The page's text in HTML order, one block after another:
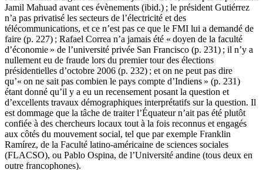
Jamil Mahuad avant ces évènements (ibid.) ; le président Gutiérrez
n’a pas privatisé les secteurs de l’électricité et des
télécommunications, et ce n’est pas ce que le FMI lui a demandé de
faire (p. 227) ; Rafael Correa n’a jamais été « doyen de la faculté
d’économie » de l’université privée San Francisco (p. 231) ; il n’y a
nullement eu de fraude lors du premier tour des élections
présidentielles d’octobre 2006 (p. 232) ; et on ne peut pas dire
qu’« on ne sait pas combien le pays compte d’Indiens » (p. 231)
étant donné qu’il y a eu un recensement posant la question et
d’excellents travaux démographiques interprétatifs sur la question. Il
est dommage que la tâche de traiter l’Équateur n’ait pas été plutôt
confiée à des chercheurs locaux tout à la fois reconnus et engagés
aux côtés du mouvement social, tel que par exemple Franklin
Ramírez, de la Faculté latino-américaine de sciences sociales
(FLACSO), ou Pablo Ospina, de l’Université andine (tous deux en
outre francophones).